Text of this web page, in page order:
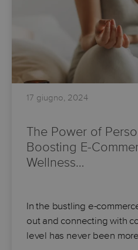
17 giugno, 2024
The Power of
Boosting E-
Wellness…
In the bustling e-
out and connecting with
level has never been